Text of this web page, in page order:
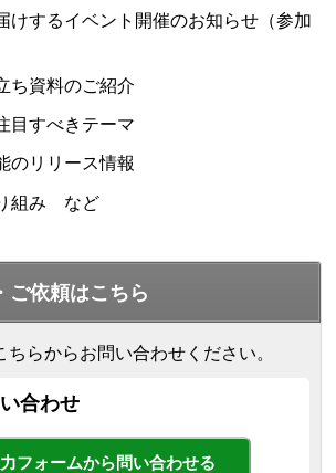
けするイベント開催のお知らせ（参加
ち資料のご紹介
目すべきテーマ
のリリース情報
組み など
ご依頼はこちら
らからお問い合わせください。
合わせ
フォームから問い合わせる